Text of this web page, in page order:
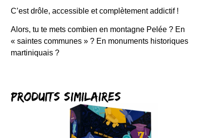
C’est drôle, accessible et complètement addictif !
Alors, tu te mets combien en montagne Pelée ? En
« saintes communes » ? En monuments historiques
martiniquais ?
Produits similaires